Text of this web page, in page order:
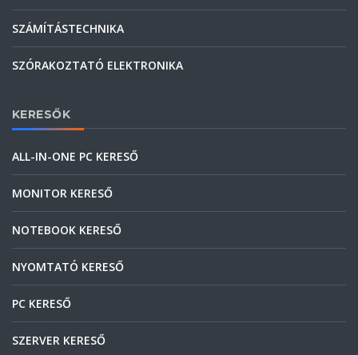
SZÁMÍTÁSTECHNIKA
SZÓRAKOZTATÓ ELEKTRONIKA
KERESŐK
ALL-IN-ONE PC KERESŐ
MONITOR KERESŐ
NOTEBOOK KERESŐ
NYOMTATÓ KERESŐ
PC KERESŐ
SZERVER KERESŐ